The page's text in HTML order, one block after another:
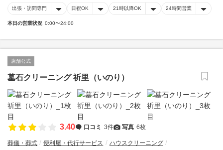
出張・訪問専門 日祝OK 21時以降OK 24時間営業
本日の営業状況 0:00〜24:00
店舗公式
墓石クリーニング 祈里（いのり）
3.40 口コミ 3件 写真 6枚
葬儀・葬式 便利屋・代行サービス
ハウスクリーニング